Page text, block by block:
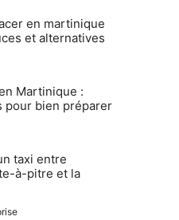
en martinique
et alternatives
Martinique :
pour bien préparer
taxi entre
à-pitre et la